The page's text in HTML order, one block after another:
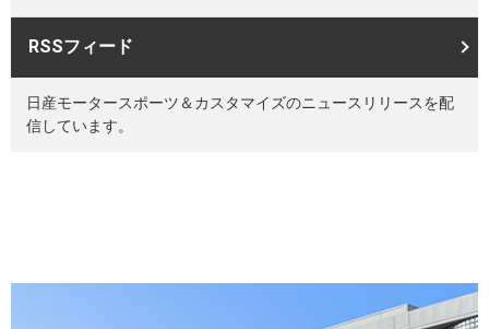
RSSフィード
日産モータースポーツ＆カスタマイズのニュースリリースを配
信しています。